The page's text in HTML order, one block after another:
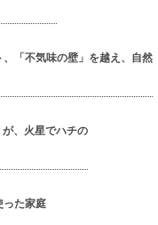
「不気味の壁」を越え、自然
、火星でハチの
った家庭